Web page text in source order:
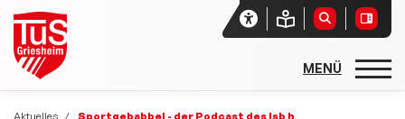
Aktuelles Sportgebabbel - der Podcast des lsb h